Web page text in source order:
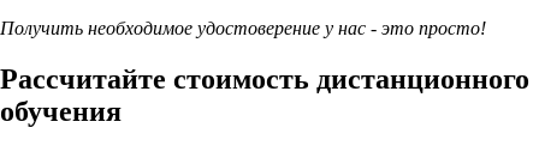
Получить необходимое удостоверение у нас - это просто!
Рассчитайте стоимость дистанционного
обучения